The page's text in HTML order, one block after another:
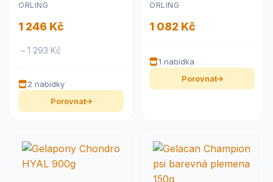
ORLING
1 246 Kč
– 1 293 Kč
2 nabídky
Porovnat
ORLING
1 082 Kč
1 nabídka
Porovnat